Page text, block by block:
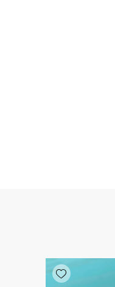
Add wishlist